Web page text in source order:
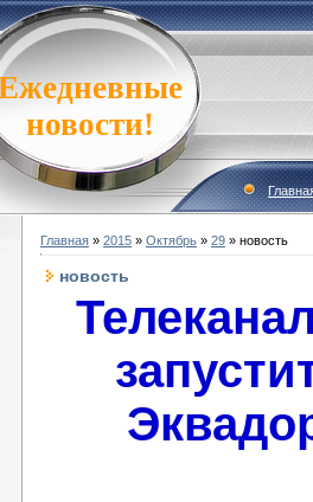
новости!
Главная » 2015 » Октябрь » 29 » новость
новость